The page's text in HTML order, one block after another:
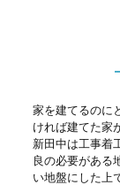
家を建てるのに
ければ建てた家
新田中は工事着
良の必要がある
い地盤にした上